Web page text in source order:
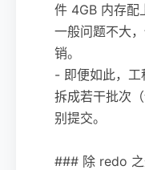
件 4GB 内存配
一般问题不大
销。
- 即便如此，
拆成若干批次
别提交。
### 除 redo 之